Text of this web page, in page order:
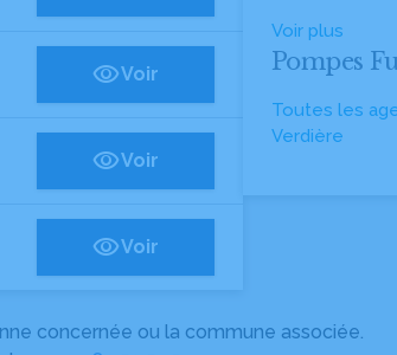
Voir
Voir
Voir
Voir plus
Pompes
Toutes les
Verdière
concernée ou la commune associée.